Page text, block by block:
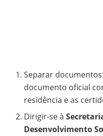
Separar
documento oficial
residência e as
Dirigir-se à
Desenvolvimento